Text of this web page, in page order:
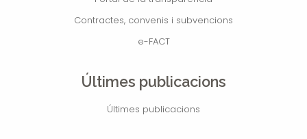
Contractes, convenis i subvencions
e-FACT
Últimes publicacions
Últimes publicacions